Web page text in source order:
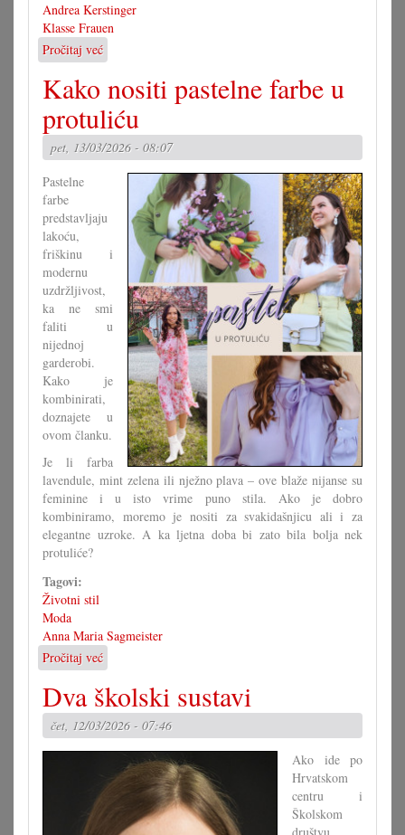
Andrea Kerstinger
Klasse Frauen
Pročitaj već
»Klasse
Frauen«
prvak
Andreje
Kerstinger
Kako nositi pastelne farbe u
protuliću
pet, 13/03/2026 - 08:07
Pastelne
farbe
predstavljaju
lakoću,
friškinu i
modernu
uzdržljivost,
ka ne smi
faliti u
nijednoj
garderobi.
Kako je
kombinirati,
doznajete u
ovom članku.
Je li farba
lavendule, mint zelena ili nježno plava – ove blaže nijanse su
feminine i u isto vrime puno stila. Ako je dobro
kombiniramo, moremo je nositi za svakidašnjicu ali i za
elegantne uzroke. A ka ljetna doba bi zato bila bolja nek
protuliće?
Tagovi:
Životni stil
Moda
Anna Maria Sagmeister
Pročitaj već
Kako
nositi
pastelne
farbe
u
protuliću
Dva školski sustavi
čet, 12/03/2026 - 07:46
Ako ide po
Hrvatskom
centru i
Školskom